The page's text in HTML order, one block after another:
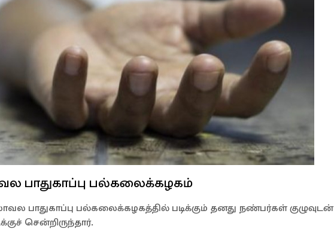
பாதுகாப்பு பல்கலைக்கழகம்
பாதுகாப்பு பல்கலைக்கழகத்தில் படிக்கும் தனது நண்பர்கள் குழுவுடன்
சென்றிருந்தார்.